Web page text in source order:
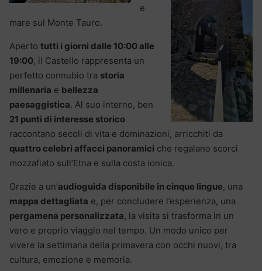
e
mare sul Monte Tauro.
Aperto tutti i giorni dalle 10:00 alle
19:00, il Castello rappresenta un
perfetto connubio tra storia
millenaria e bellezza
paesaggistica. Al suo interno, ben
21 punti di interesse storico
raccontano secoli di vita e dominazioni, arricchiti da
quattro celebri affacci panoramici che regalano scorci
mozzafiato sull’Etna e sulla costa ionica.
Grazie a un’audioguida disponibile in cinque lingue, una
mappa dettagliata e, per concludere l’esperienza, una
pergamena personalizzata, la visita si trasforma in un
vero e proprio viaggio nel tempo. Un modo unico per
vivere la settimana della primavera con occhi nuovi, tra
cultura, emozione e memoria.